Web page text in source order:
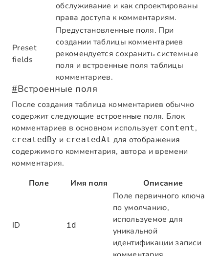
обслуживание и как спроектированы
права доступа к комментариям.
Preset
fields
Предустановленные поля. При
создании таблицы комментариев
рекомендуется сохранить системные
поля и встроенные поля таблицы
комментариев.
#Встроенные поля
После создания таблица комментариев обычно
содержит следующие встроенные поля. Блок
комментариев в основном использует content ,
createdBy и createdAt для отображения
содержимого комментария, автора и времени
комментария.
Поле
Имя поля Описание
ID id
Поле первичного ключа
по умолчанию,
используемое для
уникальной
идентификации записи